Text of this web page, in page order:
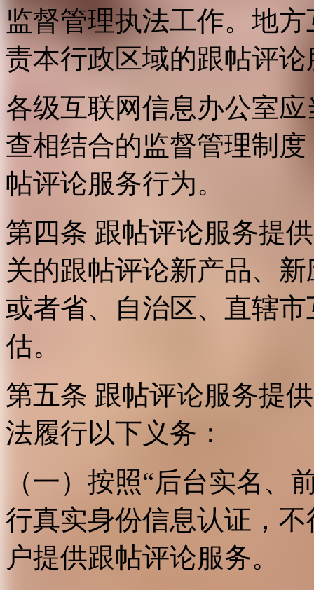
监督管理执法工作。地
责本行政区域的跟帖评
各级互联网信息办公室
查相结合的监督管理制
帖评论服务行为。
第四条 跟帖评论服务提
关的跟帖评论新产品、
或者省、自治区、直辖
估。
第五条 跟帖评论服务提
法履行以下义务：
（一）按照“后台实名、
行真实身份信息认证，
户提供跟帖评论服务。